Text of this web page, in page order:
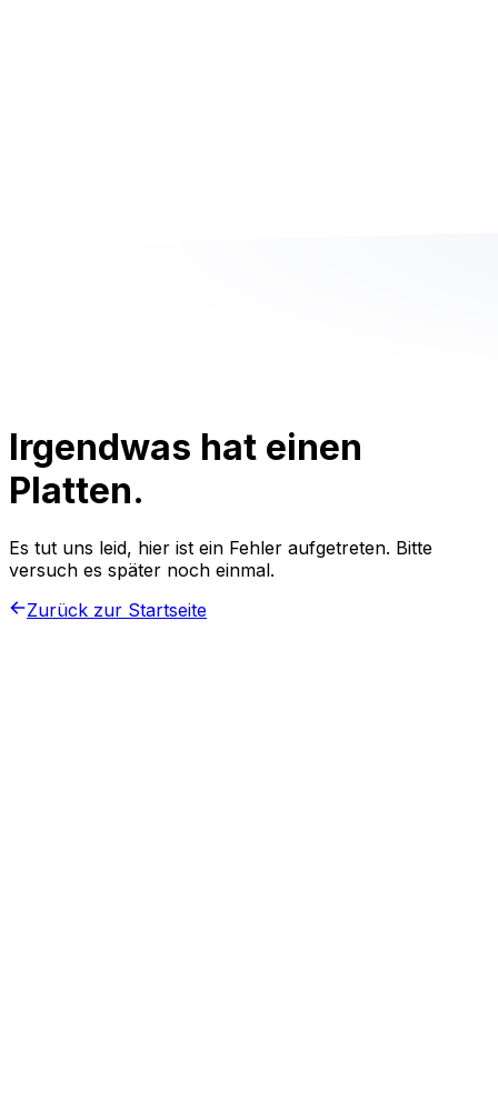
Irgendwas hat einen
Platten.
Es tut uns leid, hier ist ein Fehler aufgetreten. Bitte
versuch es später noch einmal.
Zurück zur Startseite